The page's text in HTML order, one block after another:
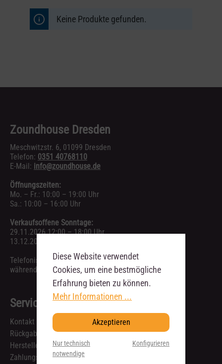
Keine Produkte gefunden.
Zoundhouse Dresden
Meschwitzstr. 6, 01099 Dresden
Telefon: 0351 40768110
E-Mail: info@zoundhouse.de
Öffnungszeiten:
Mo. – Fr.: 10:00 – 19:00 Uhr
Sa.: 10:00 – 16:00 Uhr
Verkaufsoffene Sonntage:
29.11.2026 12:00 – 18:00 Uhr
13.12.2026 12:00 – 18:00 Uhr
Telefonische Anfragen sind ausschließlich
während unserer Geschäftszeiten möglich.
Service
Kontakt
Rückgabe & Reklamation
Hersteller
Zahlungsarten
Diese Website verwendet
Cookies, um eine bestmögliche
Erfahrung bieten zu können.
Mehr Informationen ...
Akzeptieren
Nur technisch
notwendige
Konfigurieren